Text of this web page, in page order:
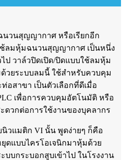
นวนสุญญากาศ หรือเรียกอีก
ช้ลมหุ้มฉนวนสุญญากาศ เป็นหนึ่ง
ป วาล์วปิดเปิด/ปิดแบบใช้ลมหุ้ม
ยระบบลมนี้ ใช้สำหรับควบคุม
อสาขา เป็นตัวเลือกที่ดีเมื่อ
เพื่อการควบคุมอัตโนมัติ หรือ
ดวกต่อการใช้งานของบุคลากร
นิวแมติก VI นั้น พูดง่ายๆ ก็คือ
ดแบบไครโอเจนิกมาหุ้มด้วย
บกระบอกสูบเข้าไป ในโรงงาน